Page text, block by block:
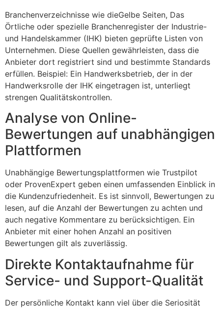
Branchenverzeichnisse wie dieGelbe Seiten, Das
Örtliche oder spezielle Branchenregister der Industrie-
und Handelskammer (IHK) bieten geprüfte Listen von
Unternehmen. Diese Quellen gewährleisten, dass die
Anbieter dort registriert sind und bestimmte Standards
erfüllen. Beispiel: Ein Handwerksbetrieb, der in der
Handwerksrolle der IHK eingetragen ist, unterliegt
strengen Qualitätskontrollen.
Analyse von Online-
Bewertungen auf unabhängigen
Plattformen
Unabhängige Bewertungsplattformen wie Trustpilot
oder ProvenExpert geben einen umfassenden Einblick in
die Kundenzufriedenheit. Es ist sinnvoll, Bewertungen zu
lesen, auf die Anzahl der Bewertungen zu achten und
auch negative Kommentare zu berücksichtigen. Ein
Anbieter mit einer hohen Anzahl an positiven
Bewertungen gilt als zuverlässig.
Direkte Kontaktaufnahme für
Service- und Support-Qualität
Der persönliche Kontakt kann viel über die Seriosität